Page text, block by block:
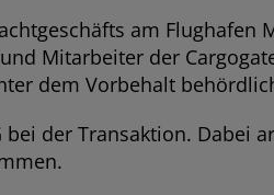
am Flughafen
Mitarbeiter der
dem Vorbehalt
der Transaktion. Dabei